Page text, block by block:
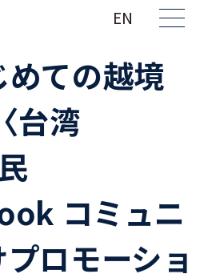
EN
ての越境
湾
コミュニ
ロモーショ